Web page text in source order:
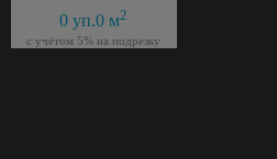
0 уп.0 м2
с учётом 5% на подрезку